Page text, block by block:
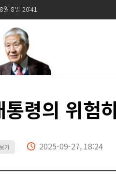
월 8일 20:41
령의 위험
기 2025-09-27, 18:24